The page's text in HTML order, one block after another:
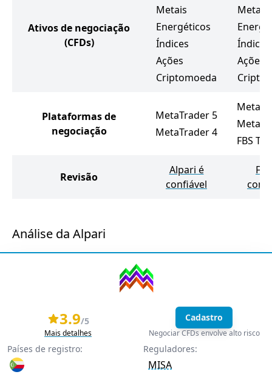
Ativos de negociação
(CFDs)
Metais
Energéticos
Índices
Ações
Criptomoeda
Metais
Índices
Ações
Plataformas de
negociação
MetaTrader 5
MetaTrader 4
FBS
Revisão
Alpari é
confiável
Análise da Alpari
3.9/5
Mais detalhes
Cadastro
Negociar CFDs envolve alto risco
Países de registro: Reguladores:
MISA